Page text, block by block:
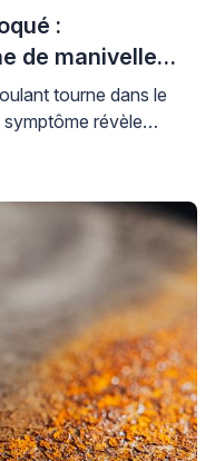
:
de manivelle
tourne dans le
révèle
du treuil ou des
méthodique
du
la situation
[…]